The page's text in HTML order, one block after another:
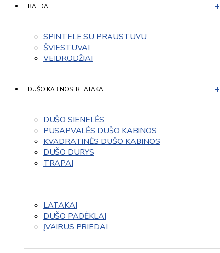
BALDAI
SPINTELE SU PRAUSTUVU
ŠVIESTUVAI
VEIDRODŽIAI
DUŠO KABINOS IR LATAKAI
DUŠO SIENELĖS
PUSAPVALĖS DUŠO KABINOS
KVADRATINĖS DUŠO KABINOS
DUŠO DURYS
TRAPAI
LATAKAI
DUŠO PADĖKLAI
ĮVAIRUS PRIEDAI